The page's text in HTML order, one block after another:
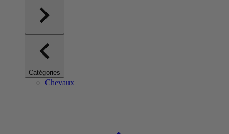
Catégories
Chevaux